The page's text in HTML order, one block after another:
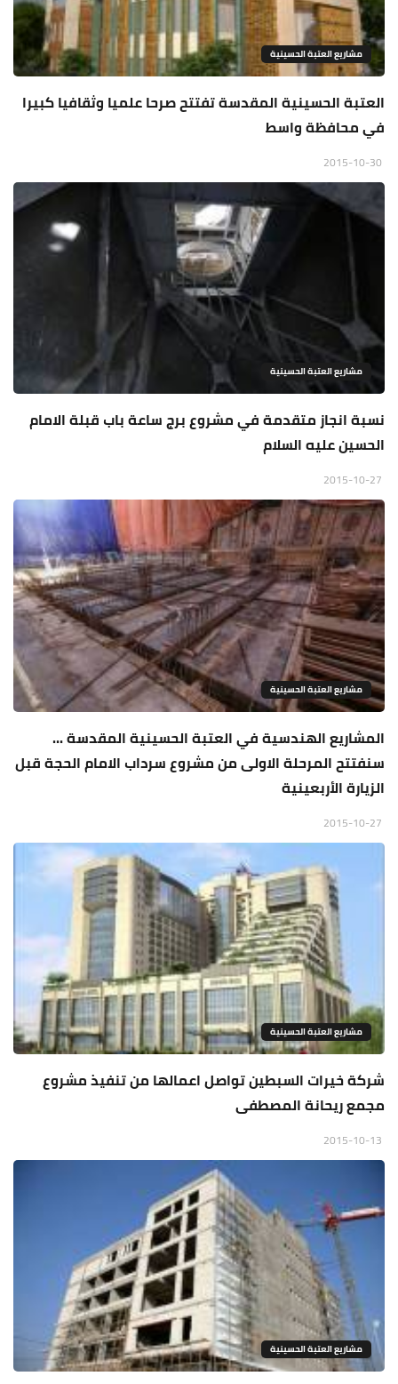
مشاريع العتبة الحسينية
العتبة الحسينية المقدسة تفتتح صرحا علميا وثقافيا كبيرا
في محافظة واسط
مشاريع العتبة الحسينية
نسبة انجاز متقدمة في مشروع برج ساعة باب قبلة الامام
الحسين عليه السلام
مشاريع العتبة الحسينية
المشاريع الهندسية في العتبة الحسينية المقدسة ...
سنفتتح المرحلة الاولى من مشروع سرداب الامام الحجة قبل
الزيارة الأربعينية
مشاريع العتبة الحسينية
شركة خيرات السبطين تواصل اعمالها من تنفيذ مشروع
مجمع ريحانة المصطفى
مشاريع العتبة الحسينية